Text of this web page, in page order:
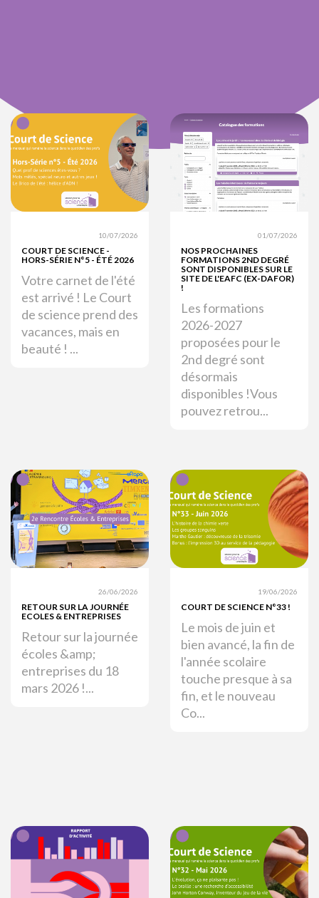
10/07/2026
COURT DE SCIENCE -
HORS-SÉRIE N°5 - ÉTÉ 2026
Votre carnet de l'été
est arrivé ! Le Court
de science prend des
vacances, mais en
beauté ! ...
01/07/2026
NOS PROCHAINES
FORMATIONS 2ND DEGRÉ
SONT DISPONIBLES SUR LE
SITE DE L'EAFC (EX-DAFOR)
!
Les formations
2026-2027
proposées pour le
2nd degré sont
désormais
disponibles !Vous
pouvez retrou...
26/06/2026
RETOUR SUR LA JOURNÉE
ECOLES & ENTREPRISES
Retour sur la journée
écoles &amp;
entreprises du 18
mars 2026 !...
19/06/2026
COURT DE SCIENCE N°33 !
Le mois de juin et
bien avancé, la fin de
l'année scolaire
touche presque à sa
fin, et le nouveau
Co...